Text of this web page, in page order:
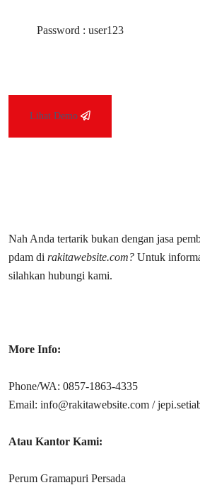
Password : user123
Lihat Demo
Nah Anda tertarik bukan dengan jasa
pdam di rakitawebsite.com? Untuk
silahkan hubungi kami.
More Info:
Phone/WA: 0857-1863-4335
Email: info@rakitawebsite.com /
Atau Kantor Kami:
Perum Gramapuri Persada